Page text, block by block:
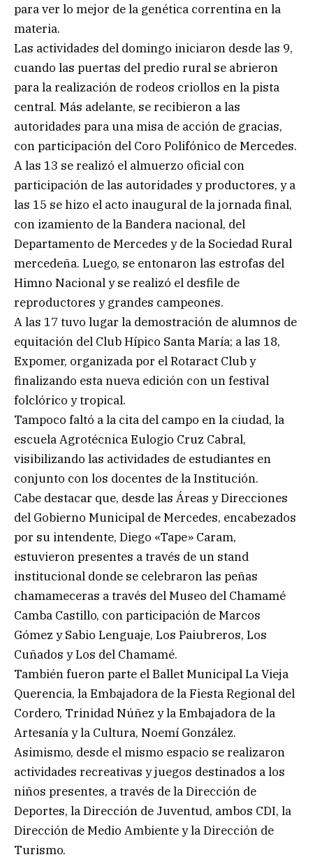
para ver lo mejor de la genética correntina en la
materia.
Las actividades del domingo iniciaron desde las 9,
cuando las puertas del predio rural se abrieron
para la realización de rodeos criollos en la pista
central. Más adelante, se recibieron a las
autoridades para una misa de acción de gracias,
con participación del Coro Polifónico de Mercedes.
A las 13 se realizó el almuerzo oficial con
participación de las autoridades y productores, y a
las 15 se hizo el acto inaugural de la jornada final,
con izamiento de la Bandera nacional, del
Departamento de Mercedes y de la Sociedad Rural
mercedeña. Luego, se entonaron las estrofas del
Himno Nacional y se realizó el desfile de
reproductores y grandes campeones.
A las 17 tuvo lugar la demostración de alumnos de
equitación del Club Hípico Santa María; a las 18,
Expomer, organizada por el Rotaract Club y
finalizando esta nueva edición con un festival
folclórico y tropical.
Tampoco faltó a la cita del campo en la ciudad, la
escuela Agrotécnica Eulogio Cruz Cabral,
visibilizando las actividades de estudiantes en
conjunto con los docentes de la Institución.
Cabe destacar que, desde las Áreas y Direcciones
del Gobierno Municipal de Mercedes, encabezados
por su intendente, Diego «Tape» Caram,
estuvieron presentes a través de un stand
institucional donde se celebraron las peñas
chamameceras a través del Museo del Chamamé
Camba Castillo, con participación de Marcos
Gómez y Sabio Lenguaje, Los Paiubreros, Los
Cuñados y Los del Chamamé.
También fueron parte el Ballet Municipal La Vieja
Querencia, la Embajadora de la Fiesta Regional del
Cordero, Trinidad Núñez y la Embajadora de la
Artesanía y la Cultura, Noemí González.
Asimismo, desde el mismo espacio se realizaron
actividades recreativas y juegos destinados a los
niños presentes, a través de la Dirección de
Deportes, la Dirección de Juventud, ambos CDI, la
Dirección de Medio Ambiente y la Dirección de
Turismo.